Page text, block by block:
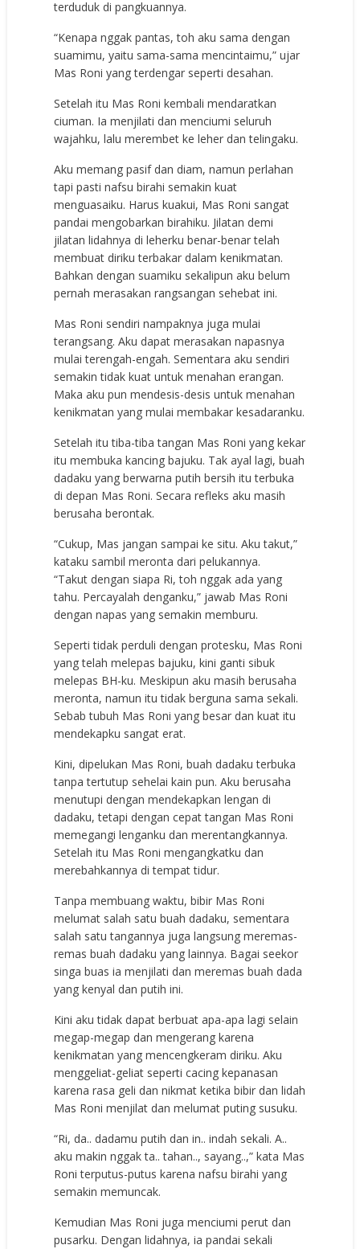
terduduk di pangkuannya.
“Kenapa nggak pantas, toh aku sama dengan
suamimu, yaitu sama-sama mencintaimu,” ujar
Mas Roni yang terdengar seperti desahan.
Setelah itu Mas Roni kembali mendaratkan
ciuman. Ia menjilati dan menciumi seluruh
wajahku, lalu merembet ke leher dan telingaku.
Aku memang pasif dan diam, namun perlahan
tapi pasti nafsu birahi semakin kuat
menguasaiku. Harus kuakui, Mas Roni sangat
pandai mengobarkan birahiku. Jilatan demi
jilatan lidahnya di leherku benar-benar telah
membuat diriku terbakar dalam kenikmatan.
Bahkan dengan suamiku sekalipun aku belum
pernah merasakan rangsangan sehebat ini.
Mas Roni sendiri nampaknya juga mulai
terangsang. Aku dapat merasakan napasnya
mulai terengah-engah. Sementara aku sendiri
semakin tidak kuat untuk menahan erangan.
Maka aku pun mendesis-desis untuk menahan
kenikmatan yang mulai membakar kesadaranku.
Setelah itu tiba-tiba tangan Mas Roni yang kekar
itu membuka kancing bajuku. Tak ayal lagi, buah
dadaku yang berwarna putih bersih itu terbuka
di depan Mas Roni. Secara refleks aku masih
berusaha berontak.
“Cukup, Mas jangan sampai ke situ. Aku takut,”
kataku sambil meronta dari pelukannya.
“Takut dengan siapa Ri, toh nggak ada yang
tahu. Percayalah denganku,” jawab Mas Roni
dengan napas yang semakin memburu.
Seperti tidak perduli dengan protesku, Mas Roni
yang telah melepas bajuku, kini ganti sibuk
melepas BH-ku. Meskipun aku masih berusaha
meronta, namun itu tidak berguna sama sekali.
Sebab tubuh Mas Roni yang besar dan kuat itu
mendekapku sangat erat.
Kini, dipelukan Mas Roni, buah dadaku terbuka
tanpa tertutup sehelai kain pun. Aku berusaha
menutupi dengan mendekapkan lengan di
dadaku, tetapi dengan cepat tangan Mas Roni
memegangi lenganku dan merentangkannya.
Setelah itu Mas Roni mengangkatku dan
merebahkannya di tempat tidur.
Tanpa membuang waktu, bibir Mas Roni
melumat salah satu buah dadaku, sementara
salah satu tangannya juga langsung meremas-
remas buah dadaku yang lainnya. Bagai seekor
singa buas ia menjilati dan meremas buah dada
yang kenyal dan putih ini.
Kini aku tidak dapat berbuat apa-apa lagi selain
megap-megap dan mengerang karena
kenikmatan yang mencengkeram diriku. Aku
menggeliat-geliat seperti cacing kepanasan
karena rasa geli dan nikmat ketika bibir dan lidah
Mas Roni menjilat dan melumat puting susuku.
“Ri, da.. dadamu putih dan in.. indah sekali. A..
aku makin nggak ta.. tahan.., sayang..,” kata Mas
Roni terputus-putus karena nafsu birahi yang
semakin memuncak.
Kemudian Mas Roni juga menciumi perut dan
pusarku. Dengan lidahnya, ia pandai sekali